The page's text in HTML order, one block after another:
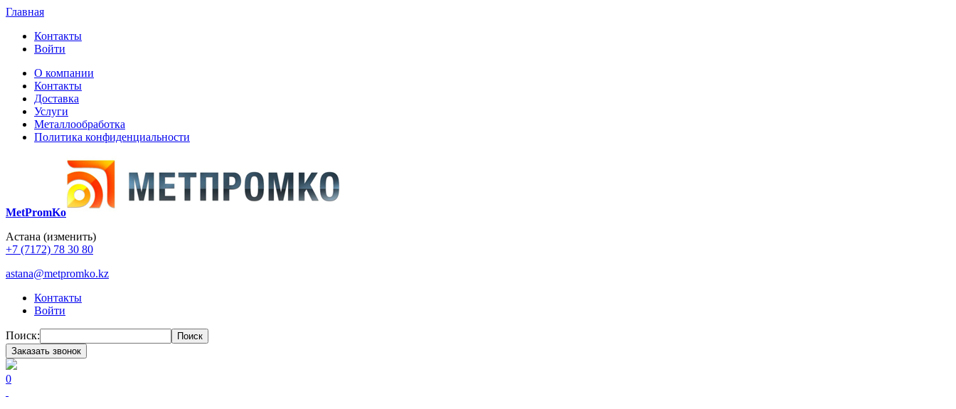
Главная
Контакты
Войти
О компании
Контакты
Доставка
Услуги
Металлообработка
Политика конфиденциальности
MetPromKo
Астана (изменить)
+7 (7172) 78 30 80
astana@metpromko.kz
Контакты
Войти
Поиск:
Поиск
Заказать звонок
0